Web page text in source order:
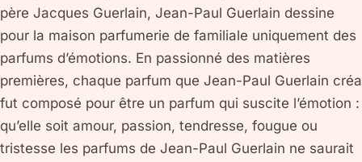
père Jacques Guerlain, Jean-Paul Guerlain dessine
pour la maison parfumerie de familiale uniquement des
parfums d’émotions. En passionné des matières
premières, chaque parfum que Jean-Paul Guerlain créa
fut composé pour être un parfum qui suscite l’émotion :
qu’elle soit amour, passion, tendresse, fougue ou
tristesse les parfums de Jean-Paul Guerlain ne saurait